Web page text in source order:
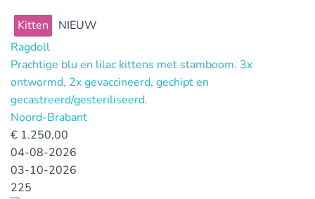
Kitten
NIEUW
Ragdoll
Prachtige blu en lilac kittens met stamboom. 3x
ontwormd, 2x gevaccineerd, gechipt en
gecastreerd/gesteriliseerd.
Noord-Brabant
€ 1.250,00
04-08-2026
03-10-2026
225